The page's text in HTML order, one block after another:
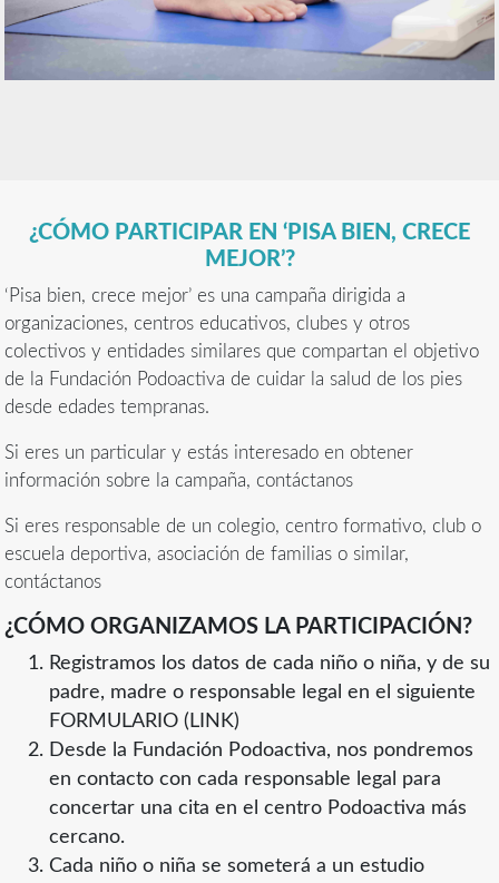
¿CÓMO PARTICIPAR EN ‘PISA BIEN, CRECE
MEJOR’?
‘Pisa bien, crece mejor’ es una campaña dirigida a
organizaciones, centros educativos, clubes y otros
colectivos y entidades similares que compartan el objetivo
de la Fundación Podoactiva de cuidar la salud de los pies
desde edades tempranas.
Si eres un particular y estás interesado en obtener
información sobre la campaña, contáctanos
Si eres responsable de un colegio, centro formativo, club o
escuela deportiva, asociación de familias o similar,
contáctanos
¿CÓMO ORGANIZAMOS LA PARTICIPACIÓN?
Registramos los datos de cada niño o niña, y de su
padre, madre o responsable legal en el siguiente
FORMULARIO (LINK)
Desde la Fundación Podoactiva, nos pondremos
en contacto con cada responsable legal para
concertar una cita en el centro Podoactiva más
cercano.
Cada niño o niña se someterá a un estudio